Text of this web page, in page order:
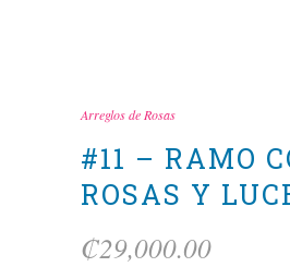
Arreglos de Rosas
#11 – RAMO
ROSAS Y
₡29,000.00